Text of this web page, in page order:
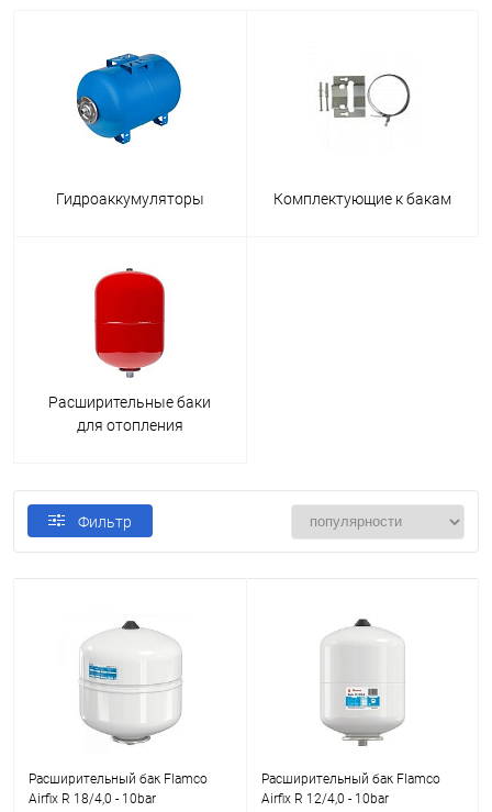
Гидроаккумуляторы Комплектующие к бакам
Расширительные баки
для отопления
Фильтр
Расширительный бак Flamco
Airfix R 18/4,0 - 10bar
Расширительный бак Flamco
Airfix R 12/4,0 - 10bar